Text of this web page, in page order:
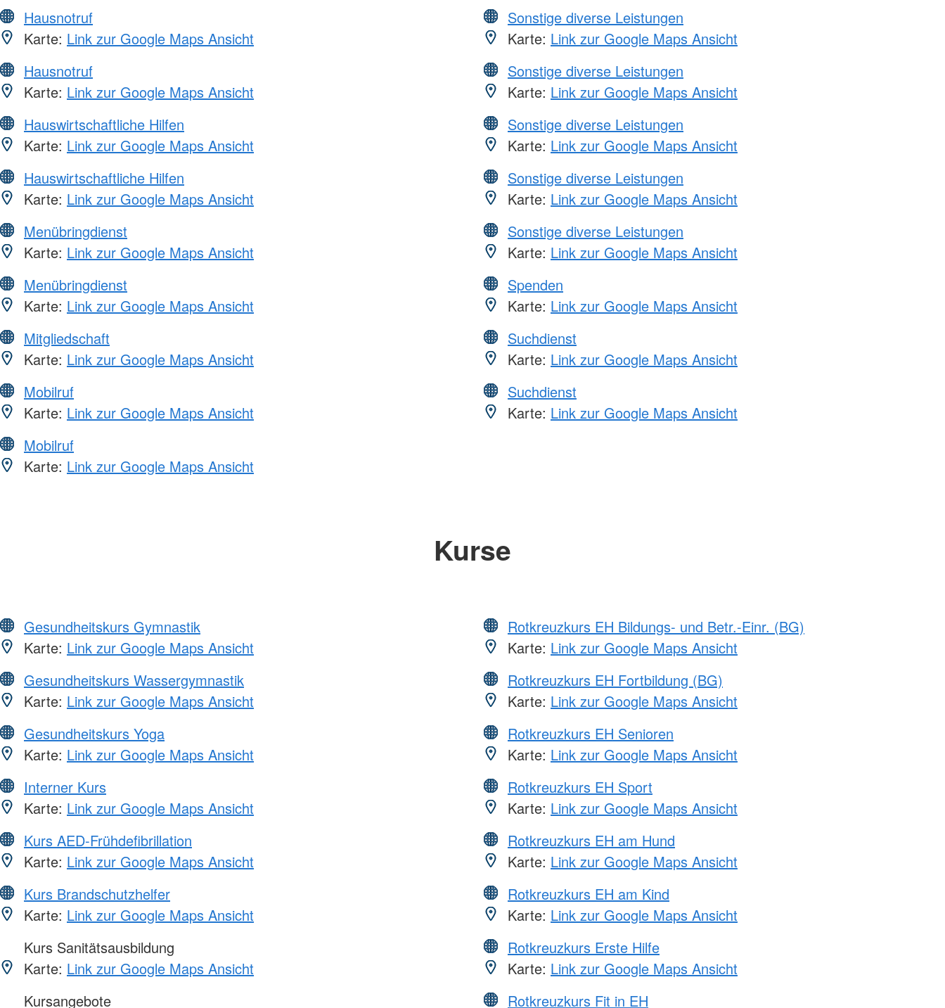
Hausnotruf
Karte: Link zur Google Maps Ansicht
Hausnotruf
Karte: Link zur Google Maps Ansicht
Hauswirtschaftliche Hilfen
Karte: Link zur Google Maps Ansicht
Hauswirtschaftliche Hilfen
Karte: Link zur Google Maps Ansicht
Menübringdienst
Karte: Link zur Google Maps Ansicht
Menübringdienst
Karte: Link zur Google Maps Ansicht
Mitgliedschaft
Karte: Link zur Google Maps Ansicht
Mobilruf
Karte: Link zur Google Maps Ansicht
Mobilruf
Karte: Link zur Google Maps Ansicht
Sonstige diverse Leistungen
Karte: Link zur Google Maps Ansicht
Sonstige diverse Leistungen
Karte: Link zur Google Maps Ansicht
Sonstige diverse Leistungen
Karte: Link zur Google Maps Ansicht
Sonstige diverse Leistungen
Karte: Link zur Google Maps Ansicht
Sonstige diverse Leistungen
Karte: Link zur Google Maps Ansicht
Spenden
Karte: Link zur Google Maps Ansicht
Suchdienst
Karte: Link zur Google Maps Ansicht
Suchdienst
Karte: Link zur Google Maps Ansicht
Kurse
Gesundheitskurs Gymnastik
Karte: Link zur Google Maps Ansicht
Gesundheitskurs Wassergymnastik
Karte: Link zur Google Maps Ansicht
Gesundheitskurs Yoga
Karte: Link zur Google Maps Ansicht
Interner Kurs
Karte: Link zur Google Maps Ansicht
Kurs AED-Frühdefibrillation
Karte: Link zur Google Maps Ansicht
Kurs Brandschutzhelfer
Karte: Link zur Google Maps Ansicht
Kurs Sanitätsausbildung
Karte: Link zur Google Maps Ansicht
Kursangebote
Rotkreuzkurs EH Bildungs- und Betr.-Einr. (BG)
Karte: Link zur Google Maps Ansicht
Rotkreuzkurs EH Fortbildung (BG)
Karte: Link zur Google Maps Ansicht
Rotkreuzkurs EH Senioren
Karte: Link zur Google Maps Ansicht
Rotkreuzkurs EH Sport
Karte: Link zur Google Maps Ansicht
Rotkreuzkurs EH am Hund
Karte: Link zur Google Maps Ansicht
Rotkreuzkurs EH am Kind
Karte: Link zur Google Maps Ansicht
Rotkreuzkurs Erste Hilfe
Karte: Link zur Google Maps Ansicht
Rotkreuzkurs Fit in EH